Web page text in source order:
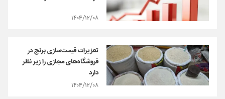
۱۴۰۴/۱۲/۰۸
تعزیرات قیمت‌سازی برنج در
فروشگاه‌های مجازی را زیر نظر
دارد
۱۴۰۴/۱۲/۰۸